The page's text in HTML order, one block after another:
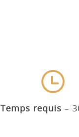
Temps requis